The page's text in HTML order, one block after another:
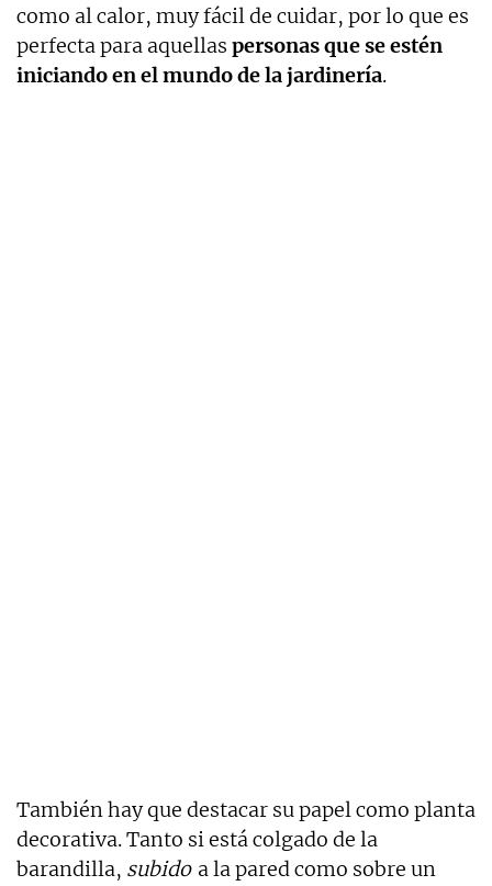
como al calor, muy fácil de cuidar, por lo que es
perfecta para aquellas personas que se estén
iniciando en el mundo de la jardinería.
También hay que destacar su papel como planta
decorativa. Tanto si está colgado de la
barandilla, subido a la pared como sobre un